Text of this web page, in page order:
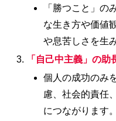
「勝つこと」の
な生き方や価値
や息苦しさを生
「自己中主義」の助
個人の成功のみ
慮、社会的責任
につながります。